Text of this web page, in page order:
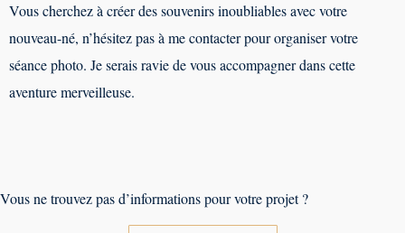
Vous cherchez à créer des souvenirs inoubliables avec votre
nouveau-né, n’hésitez pas à me contacter pour organiser votre
séance photo. Je serais ravie de vous accompagner dans cette
aventure merveilleuse.
Vous ne trouvez pas d’informations pour votre projet ?